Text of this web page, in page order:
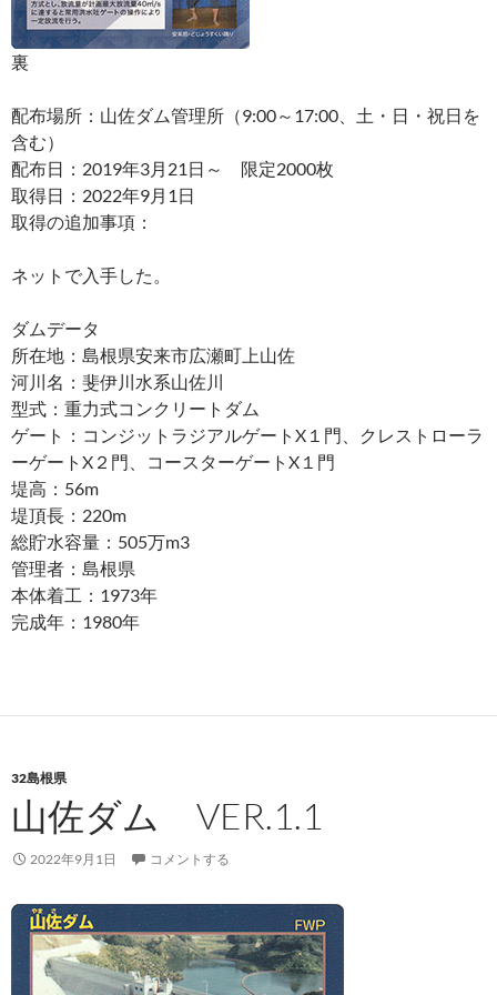
裏
配布場所：山佐ダム管理所（9:00～17:00、土・日・祝日を
含む）
配布日：2019年3月21日～ 限定2000枚
取得日：2022年9月1日
取得の追加事項：
ネットで入手した。
ダムデータ
所在地：島根県安来市広瀬町上山佐
河川名：斐伊川水系山佐川
型式：重力式コンクリートダム
ゲート：コンジットラジアルゲートX１門、クレストローラ
ーゲートX２門、コースターゲートX１門
堤高：56m
堤頂長：220m
総貯水容量：505万m3
管理者：島根県
本体着工：1973年
完成年：1980年
32島根県
山佐ダム VER.1.1
2022年9月1日 コメントする